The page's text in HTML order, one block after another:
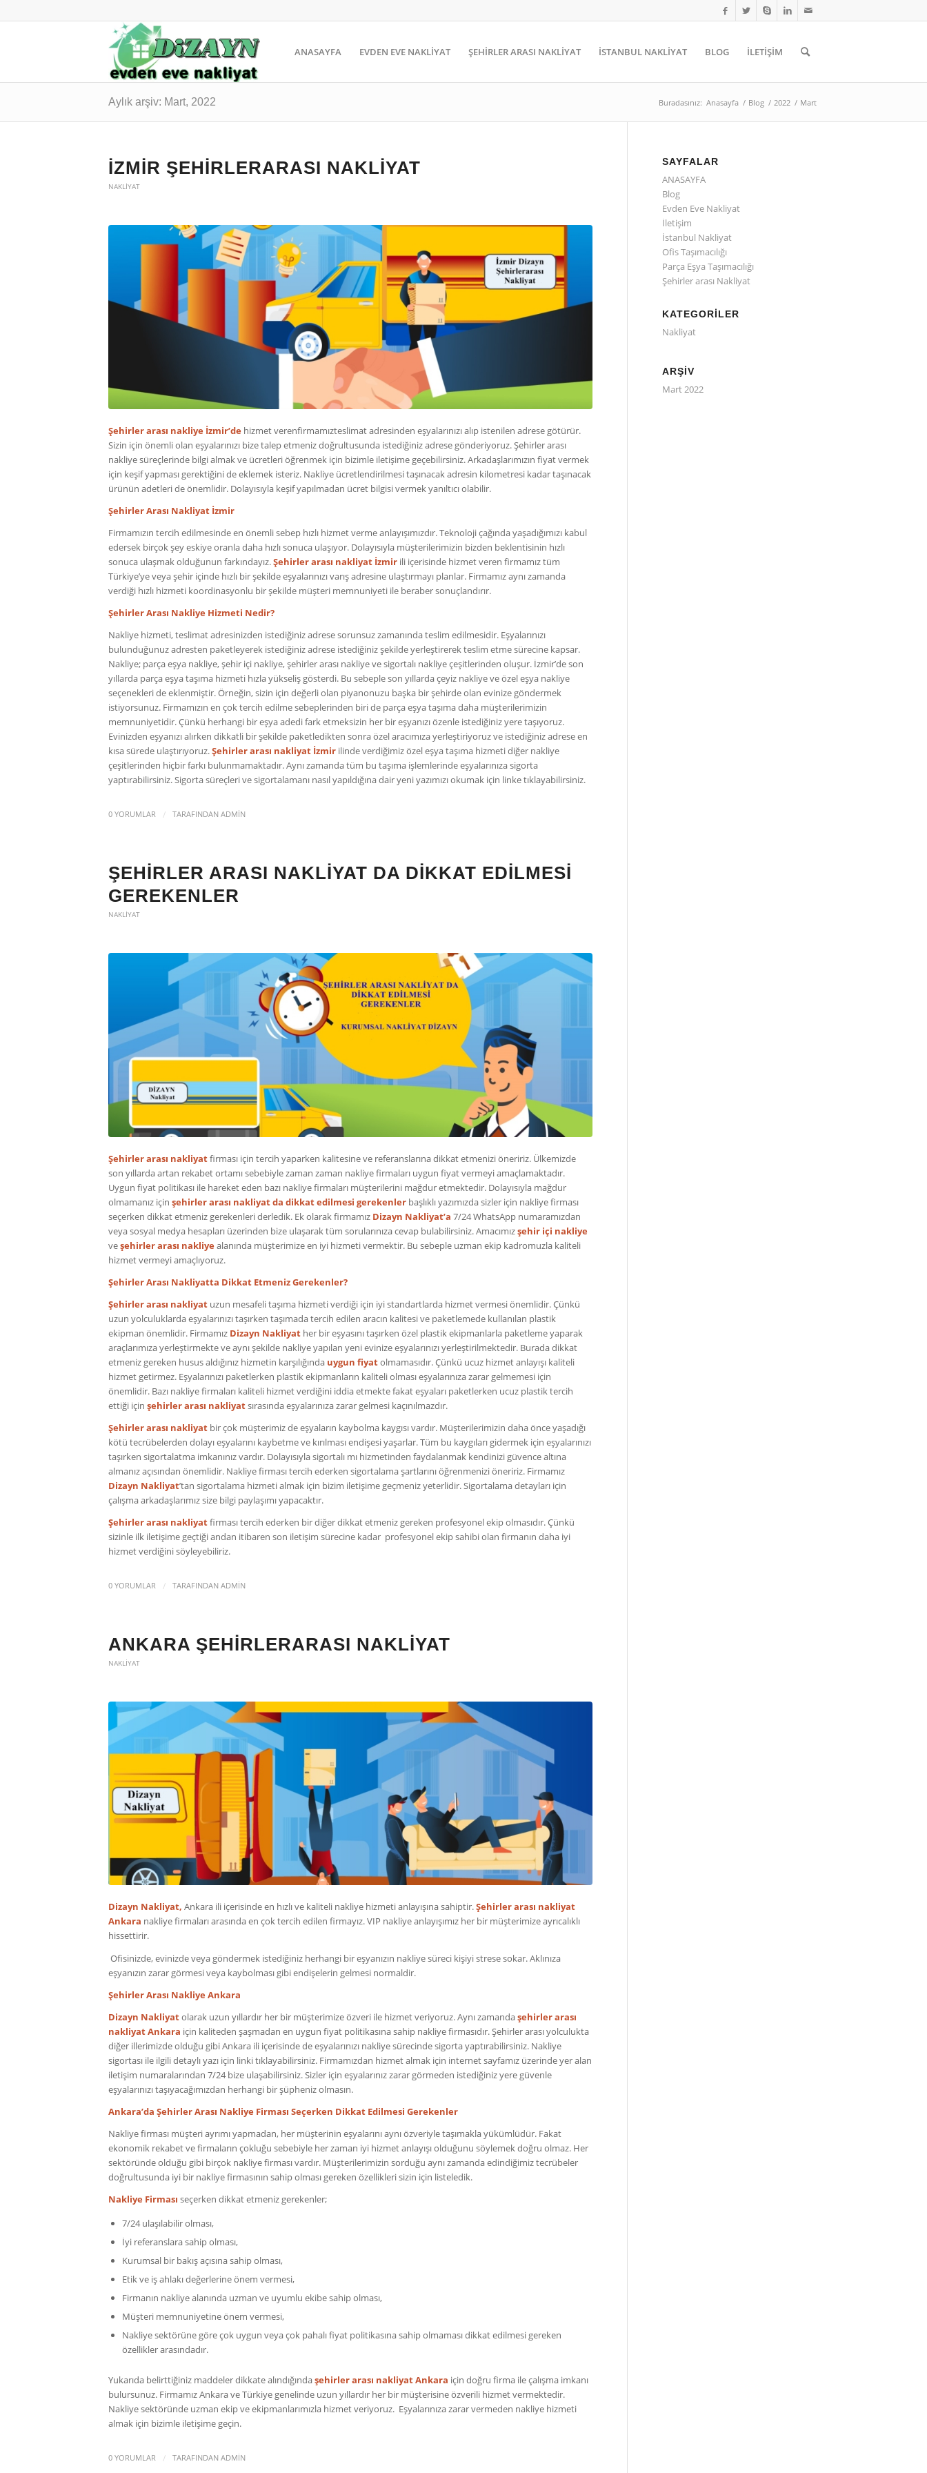
ANASAYFA EVDEN EVE NAKLİYAT ŞEHİRLER ARASI NAKLİYAT İSTANBUL NAKLİYAT BLOG İLETİŞİM
Aylık arşiv: Mart, 2022 Buradasınız: Anasayfa / Blog / 2022 / Mart
İZMIR ŞEHIRLERARASI NAKLIYAT
NAKLIYAT
Şehirler arası nakliye İzmir’de hizmet verenfirmamızteslimat adresinden eşyalarınızı alıp istenilen adrese götürür.
Sizin için önemli olan eşyalarınızı bize talep etmeniz doğrultusunda istediğiniz adrese gönderiyoruz. Şehirler arası
nakliye süreçlerinde bilgi almak ve ücretleri öğrenmek için bizimle iletişime geçebilirsiniz. Arkadaşlarımızın fiyat vermek
için keşif yapması gerektiğini de eklemek isteriz. Nakliye ücretlendirilmesi taşınacak adresin kilometresi kadar taşınacak
ürünün adetleri de önemlidir. Dolayısıyla keşif yapılmadan ücret bilgisi vermek yanıltıcı olabilir.
Şehirler Arası Nakliyat İzmir
Firmamızın tercih edilmesinde en önemli sebep hızlı hizmet verme anlayışımızdır. Teknoloji çağında yaşadığımızı kabul
edersek birçok şey eskiye oranla daha hızlı sonuca ulaşıyor. Dolayısıyla müşterilerimizin bizden beklentisinin hızlı
sonuca ulaşmak olduğunun farkındayız.Şehirler arası nakliyat İzmir ili içerisinde hizmet veren firmamız tüm
Türkiye’ye veya şehir içinde hızlı bir şekilde eşyalarınızı varış adresine ulaştırmayı planlar. Firmamız aynı zamanda
verdiği hızlı hizmeti koordinasyonlu bir şekilde müşteri memnuniyeti ile beraber sonuçlandırır.
Şehirler Arası Nakliye Hizmeti Nedir?
Nakliye hizmeti, teslimat adresinizden istediğiniz adrese sorunsuz zamanında teslim edilmesidir. Eşyalarınızı
bulunduğunuz adresten paketleyerek istediğiniz adrese istediğiniz şekilde yerleştirerek teslim etme sürecine kapsar.
Nakliye; parça eşya nakliye, şehir içi nakliye, şehirler arası nakliye ve sigortalı nakliye çeşitlerinden oluşur. İzmir’de son
yıllarda parça eşya taşıma hizmeti hızla yükseliş gösterdi. Bu sebeple son yıllarda çeyiz nakliye ve özel eşya nakliye
seçenekleri de eklenmiştir. Örneğin, sizin için değerli olan piyanonuzu başka bir şehirde olan evinize göndermek
istiyorsunuz. Firmamızın en çok tercih edilme sebeplerinden biri de parça eşya taşıma daha müşterilerimizin
memnuniyetidir. Çünkü herhangi bir eşya adedi fark etmeksizin her bir eşyanızı özenle istediğiniz yere taşıyoruz.
Evinizden eşyanızı alırken dikkatli bir şekilde paketledikten sonra özel aracımıza yerleştiriyoruz ve istediğiniz adrese en
kısa sürede ulaştırıyoruz.Şehirler arası nakliyat İzmir ilinde verdiğimiz özel eşya taşıma hizmeti diğer nakliye
çeşitlerinden hiçbir farkı bulunmamaktadır. Aynı zamanda tüm bu taşıma işlemlerinde eşyalarınıza sigorta
yaptırabilirsiniz. Sigorta süreçleri ve sigortalamanı nasıl yapıldığına dair yeni yazımızı okumak için linke tıklayabilirsiniz.
0 YORUMLAR / TARAFINDAN ADMIN
ŞEHIRLER ARASI NAKLIYAT DA DIKKAT EDILMESI
GEREKENLER
NAKLIYAT
Şehirler arası nakliyatfirması için tercih yaparken kalitesine ve referanslarına dikkat etmenizi öneririz. Ülkemizde
son yıllarda artan rekabet ortamı sebebiyle zaman zaman nakliye firmaları uygun fiyat vermeyi amaçlamaktadır.
Uygun fiyat politikası ile hareket eden bazı nakliye firmaları müşterilerini mağdur etmektedir. Dolayısıyla mağdur
olmamanız için şehirler arası nakliyat da dikkat edilmesi gerekenler başlıklı yazımızda sizler için nakliye firması
seçerken dikkat etmeniz gerekenleri derledik. Ek olarak firmamız Dizayn Nakliyat’a 7/24 WhatsApp numaramızdan
veya sosyal medya hesapları üzerinden bize ulaşarak tüm sorularınıza cevap bulabilirsiniz. Amacımızşehir içi nakliye
veşehirler arası nakliyealanında müşterimize en iyi hizmeti vermektir. Bu sebeple uzman ekip kadromuzla kaliteli
hizmet vermeyi amaçlıyoruz.
Şehirler Arası Nakliyatta Dikkat Etmeniz Gerekenler?
Şehirler arası nakliyat uzun mesafeli taşıma hizmeti verdiği için iyi standartlarda hizmet vermesi önemlidir. Çünkü
uzun yolculuklarda eşyalarınızı taşırken taşımada tercih edilen aracın kalitesi ve paketlemede kullanılan plastik
ekipman önemlidir. Firmamız Dizayn Nakliyat her bir eşyasını taşırken özel plastik ekipmanlarla paketleme yaparak
araçlarımıza yerleştirmekte ve aynı şekilde nakliye yapılan yeni evinize eşyalarınızı yerleştirilmektedir. Burada dikkat
etmeniz gereken husus aldığınız hizmetin karşılığında uygun fiyatolmamasıdır. Çünkü ucuz hizmet anlayışı kaliteli
hizmet getirmez. Eşyalarınızı paketlerken plastik ekipmanların kaliteli olması eşyalarınıza zarar gelmemesi için
önemlidir. Bazı nakliye firmaları kaliteli hizmet verdiğini iddia etmekte fakat eşyaları paketlerken ucuz plastik tercih
ettiği için şehirler arası nakliyatsırasında eşyalarınıza zarar gelmesi kaçınılmazdır.
Şehirler arası nakliyat bir çok müşterimiz de eşyaların kaybolma kaygısı vardır. Müşterilerimizin daha önce yaşadığı
kötü tecrübelerden dolayı eşyalarını kaybetme ve kırılması endişesi yaşarlar. Tüm bu kaygıları gidermek için eşyalarınızı
taşırken sigortalatma imkanınız vardır. Dolayısıyla sigortalı mı hizmetinden faydalanmak kendinizi güvence altına
almanız açısından önemlidir. Nakliye firması tercih ederken sigortalama şartlarını öğrenmenizi öneririz. Firmamız
Dizayn Nakliyat’tan sigortalama hizmeti almak için bizim iletişime geçmeniz yeterlidir. Sigortalama detayları için
çalışma arkadaşlarımız size bilgi paylaşımı yapacaktır.
Şehirler arası nakliyatfirması tercih ederken bir diğer dikkat etmeniz gereken profesyonel ekip olmasıdır. Çünkü
sizinle ilk iletişime geçtiği andan itibaren son iletişim sürecine kadar profesyonel ekip sahibi olan firmanın daha iyi
hizmet verdiğini söyleyebiliriz.
0 YORUMLAR / TARAFINDAN ADMIN
ANKARA ŞEHIRLERARASI NAKLIYAT
NAKLIYAT
Dizayn Nakliyat, Ankara ili içerisinde en hızlı ve kaliteli nakliye hizmeti anlayışına sahiptir.Şehirler arası nakliyat
Ankara nakliye firmaları arasında en çok tercih edilen firmayız. VIP nakliye anlayışımız her bir müşterimize ayrıcalıklı
hissettirir.
Ofisinizde, evinizde veya göndermek istediğiniz herhangi bir eşyanızın nakliye süreci kişiyi strese sokar. Aklınıza
eşyanızın zarar görmesi veya kaybolması gibi endişelerin gelmesi normaldir.
Şehirler Arası Nakliye Ankara
Dizayn Nakliyatolarak uzun yıllardır her bir müşterimize özveri ile hizmet veriyoruz. Aynı zamandaşehirler arası
nakliyat Ankara için kaliteden şaşmadan en uygun fiyat politikasına sahip nakliye firmasıdır. Şehirler arası yolculukta
diğer illerimizde olduğu gibi Ankara ili içerisinde de eşyalarınızı nakliye sürecinde sigorta yaptırabilirsiniz. Nakliye
sigortası ile ilgili detaylı yazı için linki tıklayabilirsiniz. Firmamızdan hizmet almak için internet sayfamız üzerinde yer alan
iletişim numaralarından 7/24 bize ulaşabilirsiniz. Sizler için eşyalarınız zarar görmeden istediğiniz yere güvenle
eşyalarınızı taşıyacağımızdan herhangi bir şüpheniz olmasın.
Ankara’da Şehirler Arası Nakliye Firması Seçerken Dikkat Edilmesi Gerekenler
Nakliye firması müşteri ayrımı yapmadan, her müşterinin eşyalarını aynı özveriyle taşımakla yükümlüdür. Fakat
ekonomik rekabet ve firmaların çokluğu sebebiyle her zaman iyi hizmet anlayışı olduğunu söylemek doğru olmaz. Her
sektöründe olduğu gibi birçok nakliye firması vardır. Müşterilerimizin sorduğu aynı zamanda edindiğimiz tecrübeler
doğrultusunda iyi bir nakliye firmasının sahip olması gereken özellikleri sizin için listeledik.
Nakliye Firması seçerken dikkat etmeniz gerekenler;
7/24 ulaşılabilir olması,
İyi referanslara sahip olması,
Kurumsal bir bakış açısına sahip olması,
Etik ve iş ahlakı değerlerine önem vermesi,
Firmanın nakliye alanında uzman ve uyumlu ekibe sahip olması,
Müşteri memnuniyetine önem vermesi,
Nakliye sektörüne göre çok uygun veya çok pahalı fiyat politikasına sahip olmaması dikkat edilmesi gereken
özellikler arasındadır.
Yukarıda belirttiğiniz maddeler dikkate alındığındaşehirler arası nakliyat Ankara için doğru firma ile çalışma imkanı
bulursunuz. Firmamız Ankara ve Türkiye genelinde uzun yıllardır her bir müşterisine özverili hizmet vermektedir.
Nakliye sektöründe uzman ekip ve ekipmanlarımızla hizmet veriyoruz. Eşyalarınıza zarar vermeden nakliye hizmeti
almak için bizimle iletişime geçin.
0 YORUMLAR / TARAFINDAN ADMIN
SAYFALAR
ANASAYFA
Blog
Evden Eve Nakliyat
İletişim
İstanbul Nakliyat
Ofis Taşımacılığı
Parça Eşya Taşımacılığı
Şehirler arası Nakliyat
KATEGORILER
Nakliyat
ARŞIV
Mart 2022